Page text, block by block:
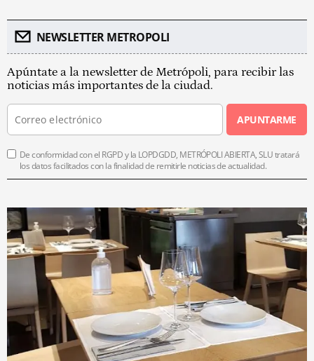
NEWSLETTER METROPOLI
Apúntate a la newsletter de Metrópoli, para recibir las
noticias más importantes de la ciudad.
APUNTARME
De conformidad con el RGPD y la LOPDGDD, METRÓPOLI ABIERTA, SLU tratará
los datos facilitados con la finalidad de remitirle noticias de actualidad.